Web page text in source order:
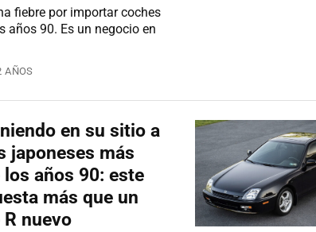
fiebre por importar coches
años 90. Es un negocio en
AÑOS
en su sitio a
japoneses más
años 90: este
más que un
R nuevo